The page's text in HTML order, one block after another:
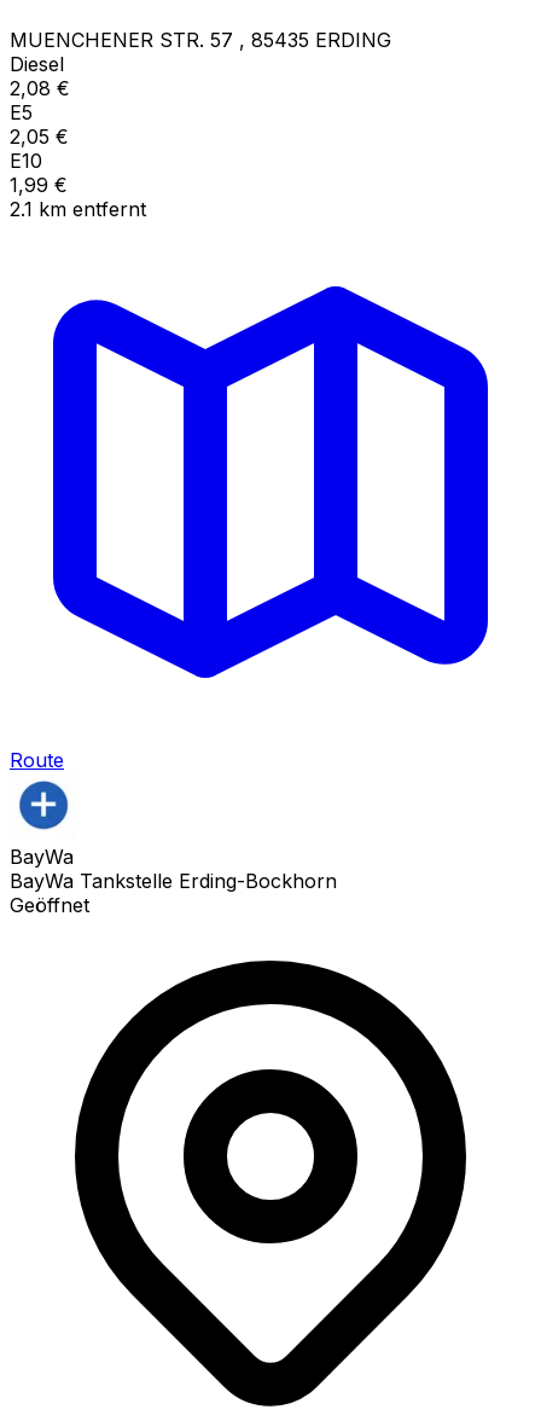
MUENCHENER STR. 57 , 85435 ERDING
Diesel
2,08 €
E5
2,05 €
E10
1,99 €
2.1 km entfernt
Route
BayWa
BayWa Tankstelle Erding-Bockhorn
Geöffnet